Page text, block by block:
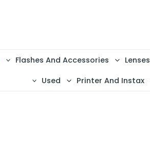
Lenses
Flashes And Accessories
Printer And Instax
Used